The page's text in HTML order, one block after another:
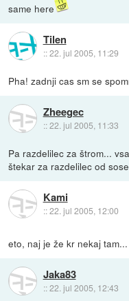
same here
Tilen
::22. jul 2005, 11:29
Pha! zadnji cas sm se
Zheegec
::22. jul 2005, 11:33
Pa razdelilec za štrom...
štekar za razdelilec od
Kami
::22. jul 2005, 12:00
eto, naj je že kr nekaj tam...
Jaka83
::22. jul 2005, 12:43